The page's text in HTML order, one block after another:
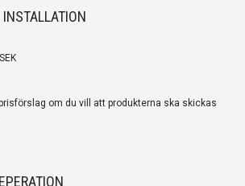
om du vill att produkterna ska skickas